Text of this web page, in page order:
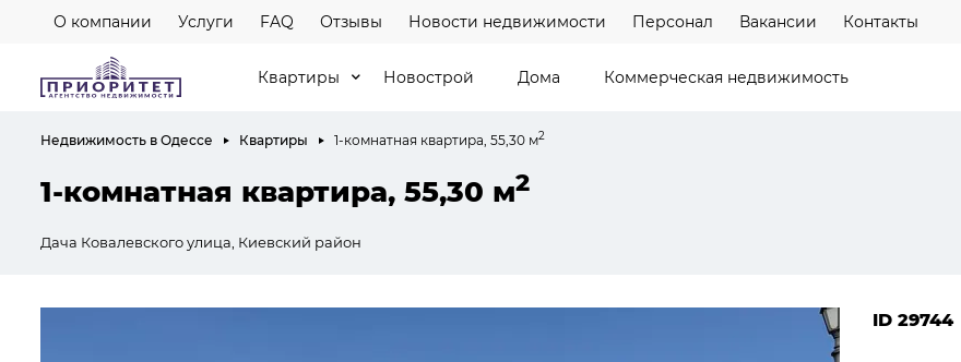
О компании Услуги FAQ Отзывы Новости недвижимости Персонал Вакансии Контакты
Квартиры Новострой Дома Коммерческая недвижимость
Недвижимость в Одессе Квартиры 1-комнатная квартира, 55,30 м2
1-комнатная квартира, 55,30 м2
Дача Ковалевского улица, Киевский район
ID 29744